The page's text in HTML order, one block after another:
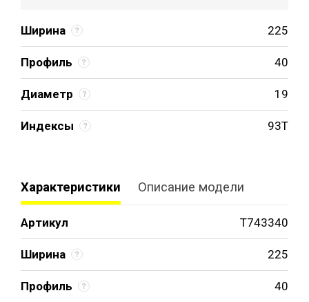
Ширина 225
Профиль 40
Диаметр 19
Индексы 93T
Характеристики Описание модели
Артикул T743340
Ширина 225
Профиль 40